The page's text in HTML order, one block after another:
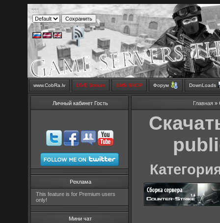
www.CobRa.lv LIVE Stream SMS SHOP Форум DownLoads
Личный кабинет Гость
Реклама
This feature is for Premium users
only!
Мини чат
Главная»